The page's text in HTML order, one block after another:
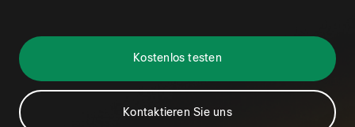
Kostenlos testen
Kontaktieren Sie uns